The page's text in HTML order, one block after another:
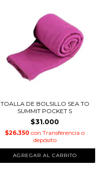
TOALLA DE BOLSILLO SEA TO
SUMMIT POCKET S
$31.000
$26.350 con Transferencia o
depósito